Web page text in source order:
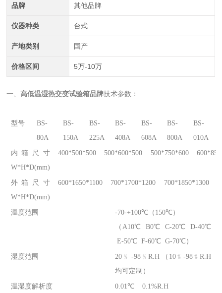
品牌 其他品牌
仪器种类 台式
产地类别 国产
价格区间 5万-10万
一、 高低温湿热交变试验箱品牌技术参数：
型号
BS-
80A
BS-
150A
BS-
225A
BS-
408A
BS-
608A
BS-
800A
BS-
010A
内箱尺寸
W*H*D(mm)
400*500*500 500*600*500 500*750*600
外箱尺寸
W*H*D(mm)
600*1650*1100 700*1700*1200 700*1850*1300
温度范围
-70-+100℃（150℃）
（A10℃ B0℃ C-20℃ D-40℃
E-50℃ F-60℃ G-70℃）
湿度范围
20﹪ -98﹪R.H （10﹪-98﹪R.H
均可定制）
温湿度解析度 0.01℃ 0.1%R.H